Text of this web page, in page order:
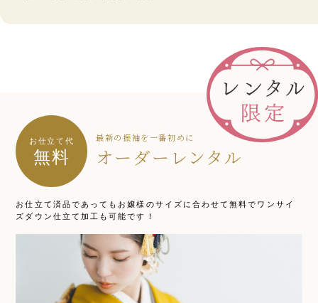
お仕立て代
無料
最新の振袖を一番初めに
オーダーレンタル
お仕立て済品であってもお嬢様のサイズに合わせて無料でワンサイ
ズダウン仕立て加工も可能です！